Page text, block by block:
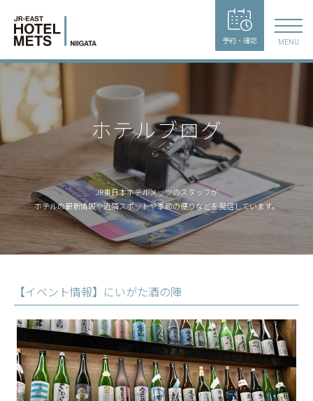
予約・確認 MENU
ホテルブログ
JR東日本ホテルメッツのスタッフが
ホテルの最新情報や近隣スポットや季節の便りなどを発信しています。
【イベント情報】にいがた酒の陣